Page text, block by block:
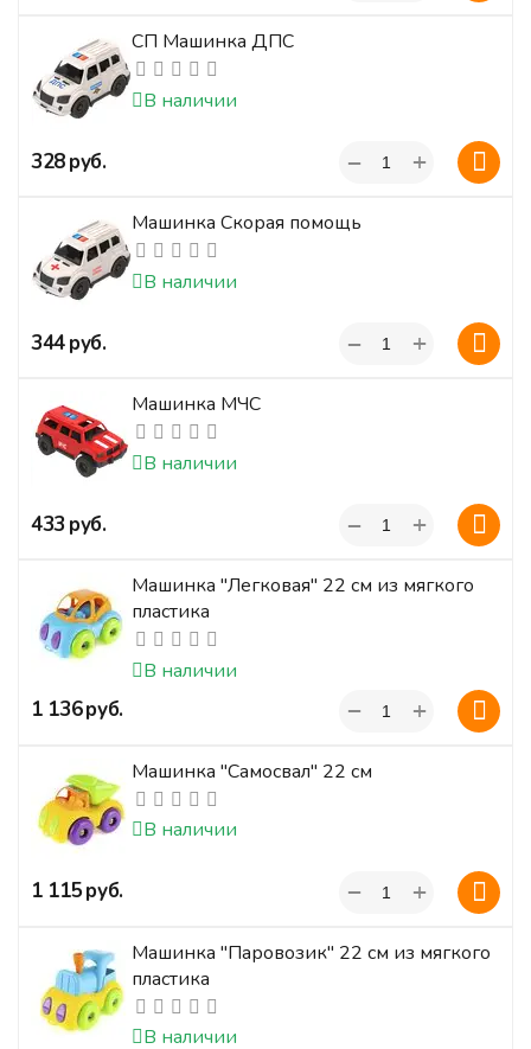
СП Машинка ДПС
В наличии
‍328‍руб. +
−
Машинка Скорая помощь
В наличии
‍344‍руб. +
−
Машинка МЧС
В наличии
‍433‍руб. +
−
Машинка "Легковая" 22 см из мягкого
пластика
В наличии
‍1 136‍руб. +
−
Машинка "Самосвал" 22 см
В наличии
‍1 115‍руб. +
−
Машинка "Паровозик" 22 см из мягкого
пластика
В наличии